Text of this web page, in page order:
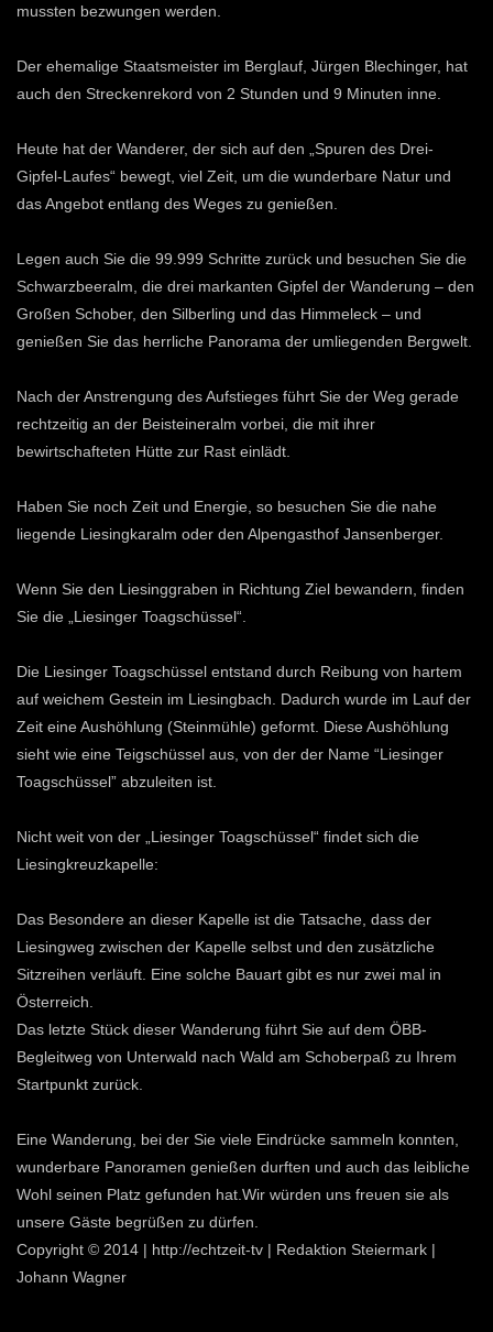
mussten bezwungen werden.
Der ehemalige Staatsmeister im Berglauf, Jürgen Blechinger, hat
auch den Streckenrekord von 2 Stunden und 9 Minuten inne.
Heute hat der Wanderer, der sich auf den „Spuren des Drei-
Gipfel-Laufes“ bewegt, viel Zeit, um die wunderbare Natur und
das Angebot entlang des Weges zu genießen.
Legen auch Sie die 99.999 Schritte zurück und besuchen Sie die
Schwarzbeeralm, die drei markanten Gipfel der Wanderung – den
Großen Schober, den Silberling und das Himmeleck – und
genießen Sie das herrliche Panorama der umliegenden Bergwelt.
Nach der Anstrengung des Aufstieges führt Sie der Weg gerade
rechtzeitig an der Beisteineralm vorbei, die mit ihrer
bewirtschafteten Hütte zur Rast einlädt.
Haben Sie noch Zeit und Energie, so besuchen Sie die nahe
liegende Liesingkaralm oder den Alpengasthof Jansenberger.
Wenn Sie den Liesinggraben in Richtung Ziel bewandern, finden
Sie die „Liesinger Toagschüssel“.
Die Liesinger Toagschüssel entstand durch Reibung von hartem
auf weichem Gestein im Liesingbach. Dadurch wurde im Lauf der
Zeit eine Aushöhlung (Steinmühle) geformt. Diese Aushöhlung
sieht wie eine Teigschüssel aus, von der der Name “Liesinger
Toagschüssel” abzuleiten ist.
Nicht weit von der „Liesinger Toagschüssel“ findet sich die
Liesingkreuzkapelle:
Das Besondere an dieser Kapelle ist die Tatsache, dass der
Liesingweg zwischen der Kapelle selbst und den zusätzliche
Sitzreihen verläuft. Eine solche Bauart gibt es nur zwei mal in
Österreich.
Das letzte Stück dieser Wanderung führt Sie auf dem ÖBB-
Begleitweg von Unterwald nach Wald am Schoberpaß zu Ihrem
Startpunkt zurück.
Eine Wanderung, bei der Sie viele Eindrücke sammeln konnten,
wunderbare Panoramen genießen durften und auch das leibliche
Wohl seinen Platz gefunden hat.Wir würden uns freuen sie als
unsere Gäste begrüßen zu dürfen.
Copyright © 2014 | http://echtzeit-tv | Redaktion Steiermark |
Johann Wagner